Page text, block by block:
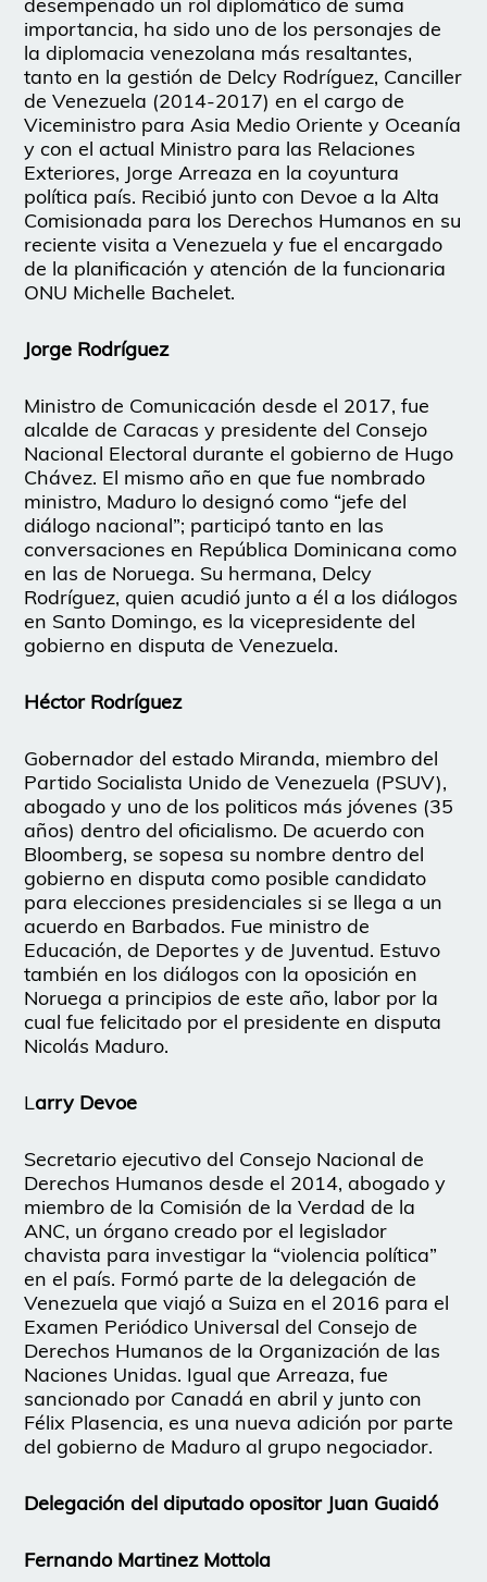
desempeñado un rol diplomático de suma
importancia, ha sido uno de los personajes de
la diplomacia venezolana más resaltantes,
tanto en la gestión de Delcy Rodríguez, Canciller
de Venezuela (2014-2017) en el cargo de
Viceministro para Asia Medio Oriente y Oceanía
y con el actual Ministro para las Relaciones
Exteriores, Jorge Arreaza en la coyuntura
política país. Recibió junto con Devoe a la Alta
Comisionada para los Derechos Humanos en su
reciente visita a Venezuela y fue el encargado
de la planificación y atención de la funcionaria
ONU Michelle Bachelet.
Jorge Rodríguez
Ministro de Comunicación desde el 2017, fue
alcalde de Caracas y presidente del Consejo
Nacional Electoral durante el gobierno de Hugo
Chávez. El mismo año en que fue nombrado
ministro, Maduro lo designó como “jefe del
diálogo nacional”; participó tanto en las
conversaciones en República Dominicana como
en las de Noruega. Su hermana, Delcy
Rodríguez, quien acudió junto a él a los diálogos
en Santo Domingo, es la vicepresidente del
gobierno en disputa de Venezuela.
Héctor Rodríguez
Gobernador del estado Miranda, miembro del
Partido Socialista Unido de Venezuela (PSUV),
abogado y uno de los politicos más jóvenes (35
años) dentro del oficialismo. De acuerdo con
Bloomberg, se sopesa su nombre dentro del
gobierno en disputa como posible candidato
para elecciones presidenciales si se llega a un
acuerdo en Barbados. Fue ministro de
Educación, de Deportes y de Juventud. Estuvo
también en los diálogos con la oposición en
Noruega a principios de este año, labor por la
cual fue felicitado por el presidente en disputa
Nicolás Maduro.
Larry Devoe
Secretario ejecutivo del Consejo Nacional de
Derechos Humanos desde el 2014, abogado y
miembro de la Comisión de la Verdad de la
ANC, un órgano creado por el legislador
chavista para investigar la “violencia política”
en el país. Formó parte de la delegación de
Venezuela que viajó a Suiza en el 2016 para el
Examen Periódico Universal del Consejo de
Derechos Humanos de la Organización de las
Naciones Unidas. Igual que Arreaza, fue
sancionado por Canadá en abril y junto con
Félix Plasencia, es una nueva adición por parte
del gobierno de Maduro al grupo negociador.
Delegación del diputado opositor Juan Guaidó
Fernando Martinez Mottola